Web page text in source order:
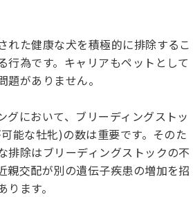
れた健康な犬を積極的に排除するこ
行為です。キャリアもペットとして
がありません。
グにおいて、ブリーディングストッ
能な牡牝)の数は重要です。そのた
排除はブリーディングストックの不
親交配が別の遺伝子疾患の増加を招
ます。